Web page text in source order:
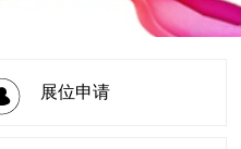
展位申请